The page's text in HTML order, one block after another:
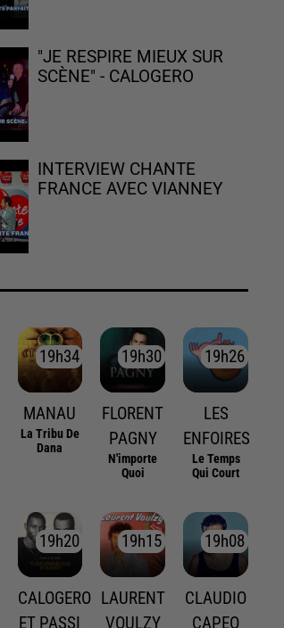
"JE RESPIRE MIEUX SUR
SCÈNE" - CALOGERO
INTERVIEW CHANTE
FRANCE AVEC VIANNEY
19h34
19h34
MANAU
La Tribu De
Dana
19h30
19h30
FLORENT
PAGNY
N'importe
Quoi
19h26
19h26
LES
ENFOIRES
Le Temps
Qui Court
19h20
19h20
CALOGERO
ET PASSI
19h15
19h15
LAURENT
VOULZY
19h08
19h08
CLAUDIO
CAPEO